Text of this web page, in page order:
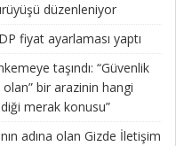
düzenleniyor
fiyat ayarlaması yaptı
taşındı: “Güvenlik
olan” bir arazinin hangi
merak konusu”
adına olan Gizde İletişim